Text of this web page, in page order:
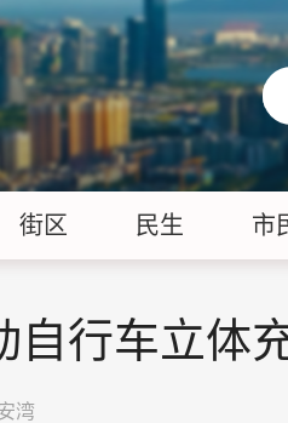
街区 民生 市
自行车立体
湾